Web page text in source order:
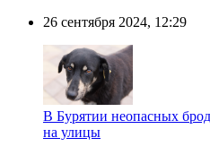
26 сентября 2024, 12:29
В Бурятии неопасных
на улицы